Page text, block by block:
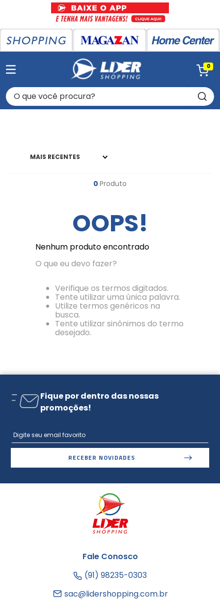
0
O que você procura?
MAIS RECENTES
0 Produto
OOPS!
Nenhum produto encontrado
O que eu devo fazer?
Verifique os termos digitados.
Tente utilizar uma única palavra.
Utilize termos genéricos na
busca.
Tente utilizar sinônimos do termo
desejado.
Fique por dentro das nossas
promoções!
RECEBER NOVIDADES
Fale Conosco
(91) 98235-0303
sac@lidershopping.com.br